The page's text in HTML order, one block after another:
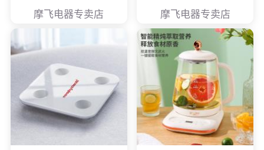
摩飞电器专卖店 摩飞电器专卖店